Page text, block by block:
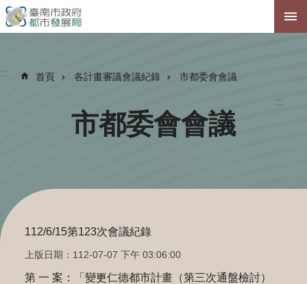
跳到主要內容區塊
:::
::: 首頁 各計畫審議會議紀錄 市都委會會議
市都委會會議
112/6/15第123次會議紀錄
上版日期：112-07-07 下午 03:06:00
第 一 案：「變更仁德都市計畫（第三次通盤檢討）